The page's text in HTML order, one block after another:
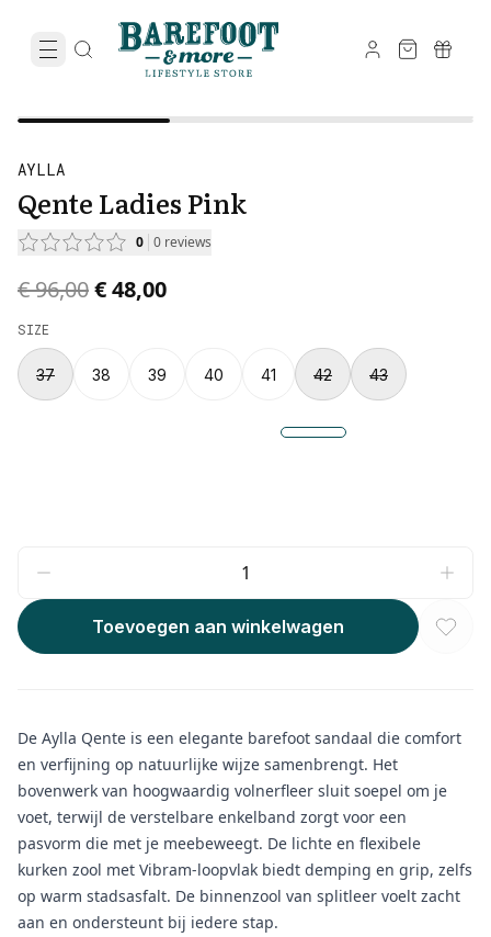
AYLLA
Qente Ladies Pink
0 0 reviews
Original price was € 96,00.
€ 96,00Current price is € 48,00.
€ 48,00
SIZE
37 38 39 40 41 42 43
Toevoegen aan winkelwagen
De Aylla Qente is een elegante barefoot sandaal die comfort
en verfijning op natuurlijke wijze samenbrengt. Het
bovenwerk van hoogwaardig volnerfleer sluit soepel om je
voet, terwijl de verstelbare enkelband zorgt voor een
pasvorm die met je meebeweegt. De lichte en flexibele
kurken zool met Vibram-loopvlak biedt demping en grip, zelfs
op warm stadsasfalt. De binnenzool van splitleer voelt zacht
aan en ondersteunt bij iedere stap.